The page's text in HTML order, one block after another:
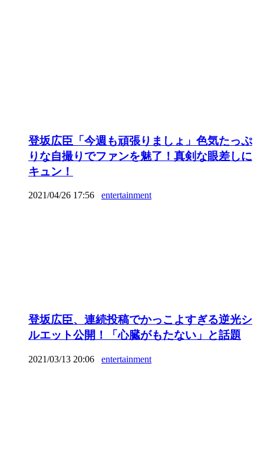
登坂広臣「今週も頑張りましょ」色気たっぷ
りな自撮りでファンを魅了！真剣な眼差しに
キュン！
2021/04/26 17:56 entertainment
登坂広臣、連続投稿でかっこよすぎる逆光シ
ルエット公開！「心臓がもたない」と話題
2021/03/13 20:06 entertainment